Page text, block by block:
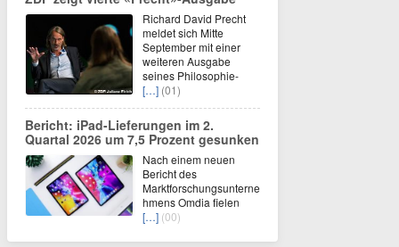
Richard David Precht
meldet sich Mitte
September mit einer
weiteren Ausgabe
seines Philosophie-
[…] (01)
Bericht: iPad-Lieferungen im 2.
Quartal 2026 um 7,5 Prozent gesunken
Nach einem neuen
Bericht des
Marktforschungsunterne
hmens Omdia fielen
[…] (00)